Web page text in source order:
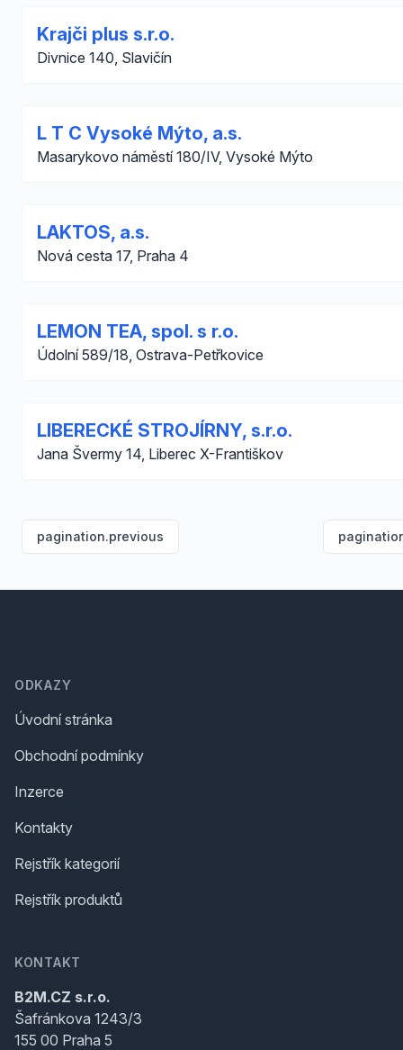
Krajči plus s.r.o.
Divnice 140, Slavičín
L T C Vysoké Mýto, a.s.
Masarykovo náměstí 180/IV, Vysoké Mýto
LAKTOS, a.s.
Nová cesta 17, Praha 4
LEMON TEA, spol. s r.o.
Údolní 589/18, Ostrava-Petřkovice
LIBERECKÉ STROJÍRNY, s.r.o.
Jana Švermy 14, Liberec X-Františkov
pagination.previous
ODKAZY
Úvodní stránka
Obchodní podmínky
Inzerce
Kontakty
Rejstřík kategorií
Rejstřík produktů
KONTAKT
B2M.CZ s.r.o.
Šafránkova 1243/3
155 00 Praha 5